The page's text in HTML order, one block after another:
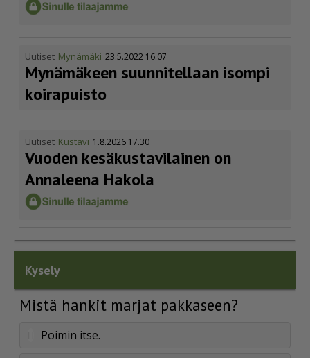
Uutiset Mynämäki 23.5.2022 16.07
Mynämäkeen suunnitellaan isompi
koirapuisto
Uutiset Kustavi 1.8.2026 17.30
Vuoden kesäkus­ta­vi­lainen on
Annaleena Hakola
Kysely
Mistä hankit marjat pakkaseen?
Poimin itse.